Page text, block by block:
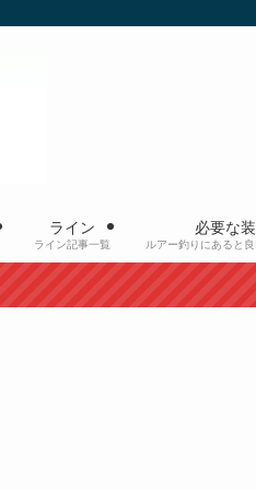
ライン
ライン記事一覧
必要な
ルアー釣りにあると